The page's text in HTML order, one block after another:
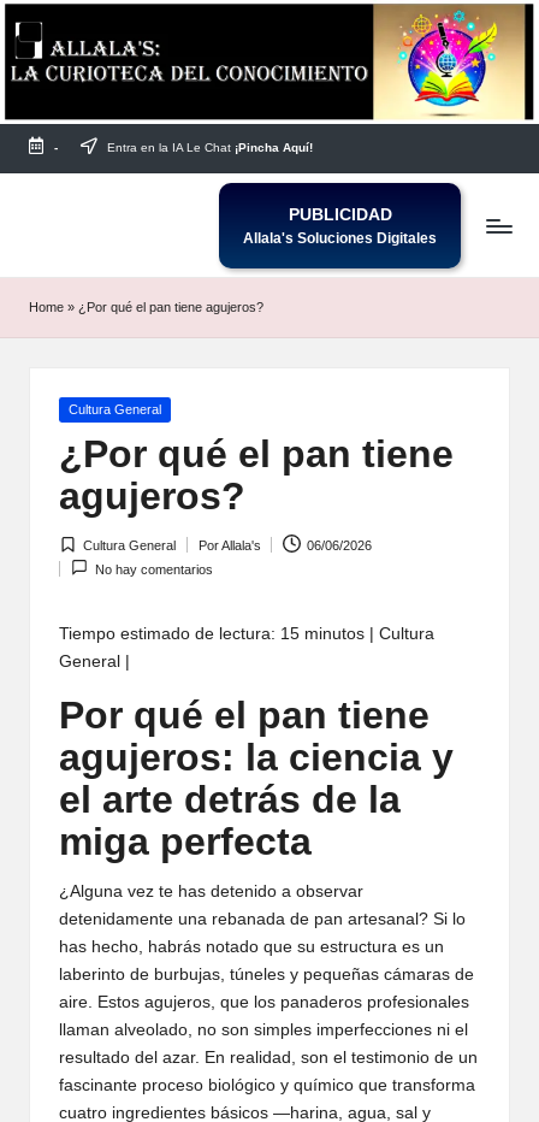
Saltar
al
- Entra en la IA Le Chat ¡Pincha Aquí!
PUBLICIDAD
Allala's Soluciones Digitales
Home » ¿Por qué el pan tiene agujeros?
Publicada
Cultura General
¿Por qué el pan tiene
agujeros?
Publicada
en
Cultura General PorAllala's
06/06/2026
No hay comentarios
Tiempo estimado de lectura: 15 minutos | Cultura
General |
Por qué el pan tiene
agujeros: la ciencia y
el arte detrás de la
miga perfecta
¿Alguna vez te has detenido a observar
detenidamente una rebanada de pan artesanal? Si lo
has hecho, habrás notado que su estructura es un
laberinto de burbujas, túneles y pequeñas cámaras de
aire. Estos agujeros, que los panaderos profesionales
llaman alveolado, no son simples imperfecciones ni el
resultado del azar. En realidad, son el testimonio de un
fascinante proceso biológico y químico que transforma
cuatro ingredientes básicos —harina, agua, sal y